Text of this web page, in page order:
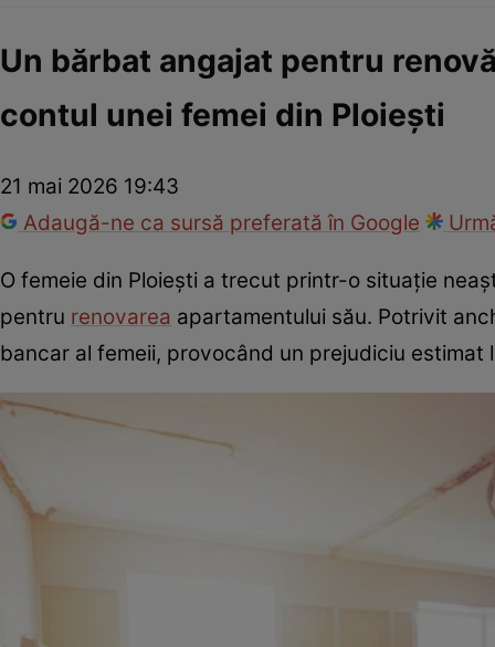
Un bărbat angajat pentru
contul unei femei din Ploiești
21 mai 2026 19:43
Adaugă-ne ca sursă preferată în Google
O femeie din Ploiești a trecut printr-o situație
pentru renovarea apartamentului său. Potrivit
bancar al femeii, provocând un prejudiciu estimat